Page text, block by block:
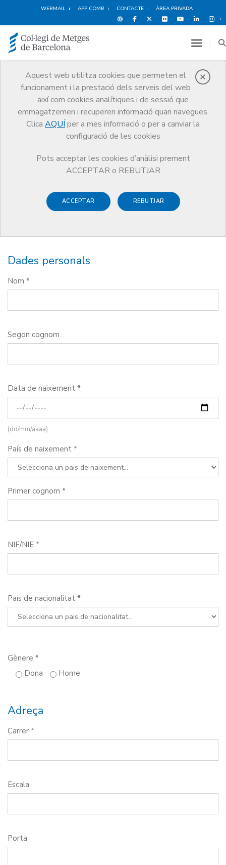
WEBMAIL APP COMB CONTACTE ÀREA PRIVADA
Aquest web utilitza cookies que permeten el
funcionament i la prestació dels serveis del web
així com cookies analítiques i de sessió que
emmagatzemen i recuperen informació quan navegues.
Clica AQUÍ per a mes informació o per a canviar la
configuració de les cookies
Pots acceptar les cookies d’anàlisi prement
ACCEPTAR o REBUTJAR
ACCEPTAR REBUTJAR
toggle
Estudiants
CoMB
Tràmits
Estudiants CoMB
Alta carnet d'estudiants de medicina del COMB
Alta carnet d'estudiants de
Dades personals
Nom *
Segon cognom
Data de naixement *
(dd/mm/aaaa)
País de naixement *
Primer cognom *
NIF/NIE *
País de nacionalitat *
Gènere *
Dona
Home
Adreça
Carrer *
Escala
Porta